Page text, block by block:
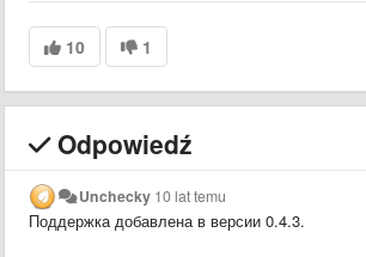
10 1
Odpowiedź
Unchecky 10 lat temu
Поддержка добавлена в версии 0.4.3.